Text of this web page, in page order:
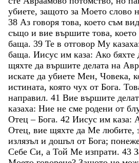
убиете, защото за Моето слово
38 Аз говоря това, което съм
също и вие вършите това, което
баща. 39 Те в отговор Му казаха
баща. Иисус им каза: Ако бяхте
щяхте да вършите делата на
искате да убиете Мен, Човека,
истината, която чух от Бога.
направил. 41 Вие вършите
казаха: Ние не сме родени от
Отец– Бога. 42 Иисус им каза:
Отец, вие щяхте да Ме любите,
излязъл и дошъл от Бога;
Себе Си, а Той Ме изпрати. 43